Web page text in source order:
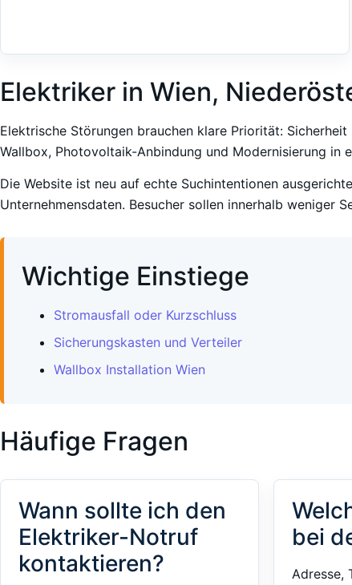
Elektriker in Wien,
Elektrische Störungen brauchen klare Priorität:
Wallbox, Photovoltaik-Anbindung und Modernisierung in
Die Website ist neu auf echte Suchintentionen
Unternehmensdaten. Besucher sollen innerhalb weniger
Wichtige Einstiege
Stromausfall oder Kurzschluss
Sicherungskasten und Verteiler
Wallbox Installation Wien
Häufige Fragen
Wann sollte ich den
Elektriker-Notruf
kontaktieren?
bei
Adresse,